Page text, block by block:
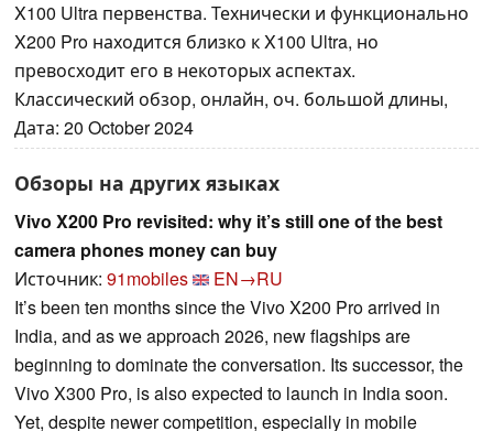
X100 Ultra первенства. Технически и функционально
X200 Pro находится близко к X100 Ultra, но
превосходит его в некоторых аспектах.
Классический обзор, онлайн, оч. большой длины,
Дата: 20 October 2024
Обзоры на других языках
Vivo X200 Pro revisited: why it’s still one of the best
camera phones money can buy
Источник: 91mobiles
EN→RU
It’s been ten months since the Vivo X200 Pro arrived in
India, and as we approach 2026, new flagships are
beginning to dominate the conversation. Its successor, the
Vivo X300 Pro, is also expected to launch in India soon.
Yet, despite newer competition, especially in mobile